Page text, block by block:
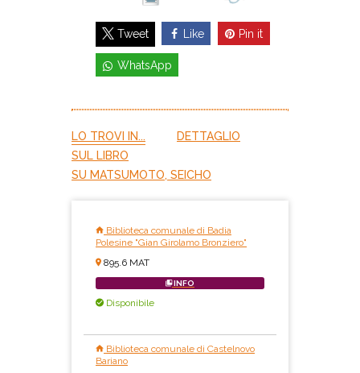
Tweet Like Pin it
WhatsApp
LO TROVI IN...
DETTAGLIO
SUL LIBRO
SU MATSUMOTO, SEICHO
Biblioteca comunale di Badia
Polesine "Gian Girolamo Bronziero"
895.6 MAT
INFO
Disponibile
Biblioteca comunale di Castelnovo
Bariano